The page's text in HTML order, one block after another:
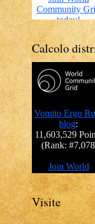
Calcolo
Visite